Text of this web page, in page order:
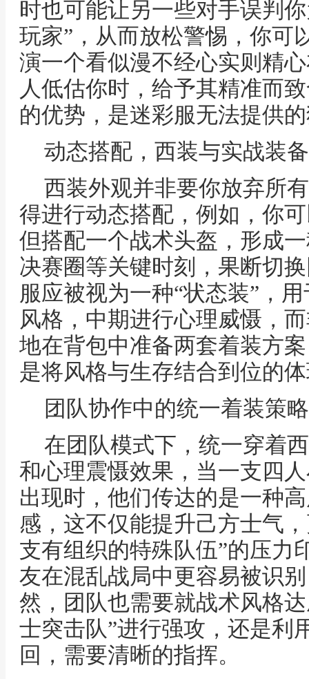
时也可能让另一些对手误判
玩家”，从而放松警惕，你可
演一个看似漫不经心实则精
人低估你时，给予其精准而
的优势，是迷彩服无法提供
动态搭配，西装与实战装
西装外观并非要你放弃所
得进行动态搭配，例如，你
但搭配一个战术头盔，形成
决赛圈等关键时刻，果断切
服应被视为一种“状态装”，
风格，中期进行心理威慑，
地在背包中准备两套着装方
是将风格与生存结合到位的
团队协作中的统一着装策略
在团队模式下，统一穿着
和心理震慑效果，当一支四
出现时，他们传达的是一种
感，这不仅能提升己方士气
支有组织的特殊队伍”的压力
友在混乱战局中更容易被识
然，团队也需要就战术风格
士突击队”进行强攻，还是利
回，需要清晰的指挥。